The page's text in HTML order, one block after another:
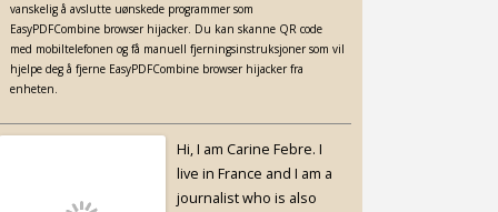
vanskelig å avslutte uønskede programmer som
EasyPDFCombine browser hijacker. Du kan skanne QR code
med mobiltelefonen og få manuell fjerningsinstruksjoner som vil
hjelpe deg å fjerne EasyPDFCombine browser hijacker fra
enheten.
Hi, I am Carine Febre. I
live in France and I am a
journalist who is also